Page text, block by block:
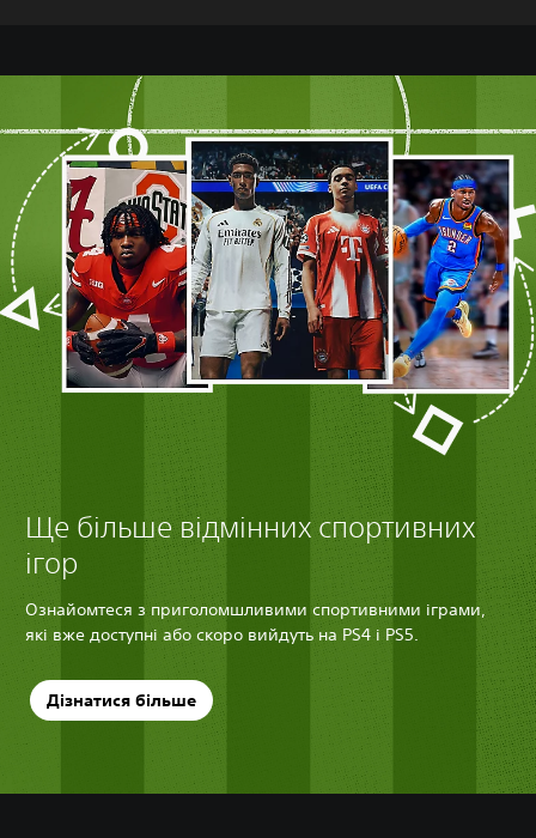
Ще більше відмінних спортивних
ігор
Ознайомтеся з приголомшливими спортивними іграми,
які вже доступні або скоро вийдуть на PS4 і PS5.
Дізнатися більше